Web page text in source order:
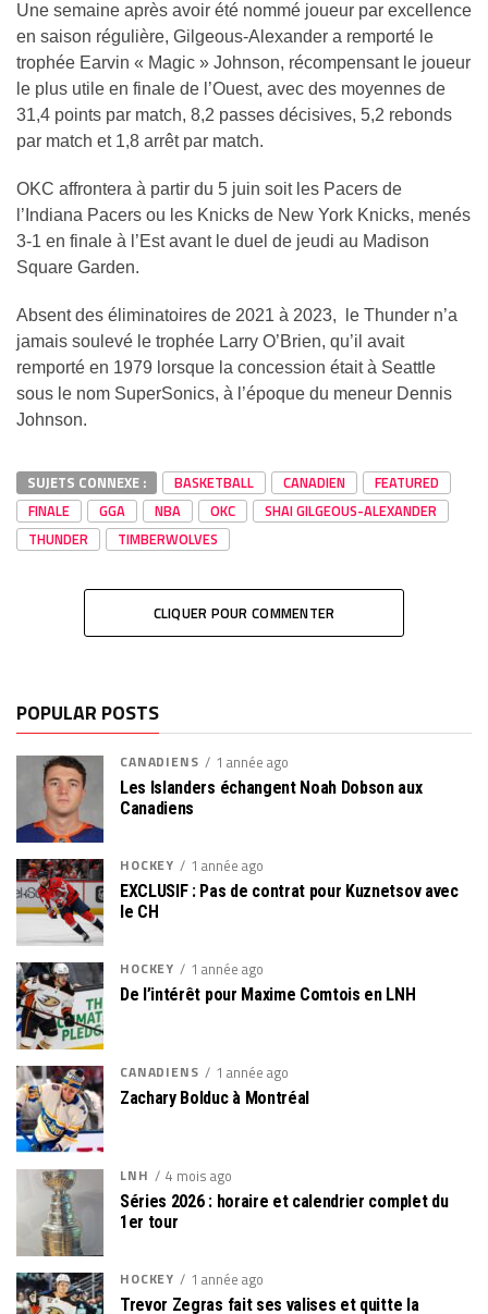
Une semaine après avoir été nommé joueur par excellence
en saison régulière, Gilgeous-Alexander a remporté le
trophée Earvin « Magic » Johnson, récompensant le joueur
le plus utile en finale de l’Ouest, avec des moyennes de
31,4 points par match, 8,2 passes décisives, 5,2 rebonds
par match et 1,8 arrêt par match.
OKC affrontera à partir du 5 juin soit les Pacers de
l’Indiana Pacers ou les Knicks de New York Knicks, menés
3-1 en finale à l’Est avant le duel de jeudi au Madison
Square Garden.
Absent des éliminatoires de 2021 à 2023, le Thunder n’a
jamais soulevé le trophée Larry O’Brien, qu’il avait
remporté en 1979 lorsque la concession était à Seattle
sous le nom SuperSonics, à l’époque du meneur Dennis
Johnson.
SUJETS CONNEXE : BASKETBALL CANADIEN
FEATURED
FINALE
GGA NBA OKC
SHAI GILGEOUS-ALEXANDER
THUNDER
TIMBERWOLVES
CLIQUER POUR COMMENTER
POPULAR POSTS
CANADIENS 1 année ago
Les Islanders échangent Noah Dobson aux
Canadiens
HOCKEY 1 année ago
EXCLUSIF : Pas de contrat pour Kuznetsov avec
le CH
HOCKEY 1 année ago
De l’intérêt pour Maxime Comtois en LNH
CANADIENS 1 année ago
Zachary Bolduc à Montréal
LNH 4 mois ago
Séries 2026 : horaire et calendrier complet du
1er tour
HOCKEY 1 année ago
Trevor Zegras fait ses valises et quitte la